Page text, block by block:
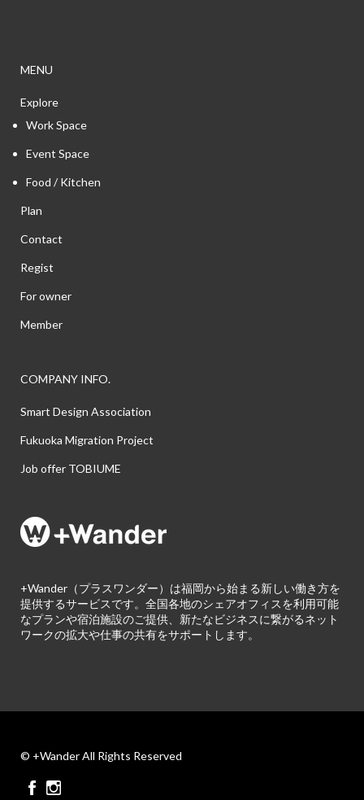
MENU
Explore
Work Space
Event Space
Food / Kitchen
Plan
Contact
Regist
For owner
Member
COMPANY INFO.
Smart Design Association
Fukuoka Migration Project
Job offer TOBIUME
+Wander（プラスワンダー）は福岡から始まる新しい働き方を
提供するサービスです。全国各地のシェアオフィスを利用可能
なプランや宿泊施設のご提供、新たなビジネスに繋がるネット
ワークの拡大や仕事の共有をサポートします。
© +Wander All Rights Reserved